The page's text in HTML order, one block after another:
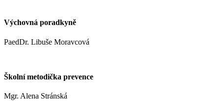
Výchovná poradkyně
PaedDr. Libuše Moravcová
Školní metodička prevence
Mgr. Alena Stránská